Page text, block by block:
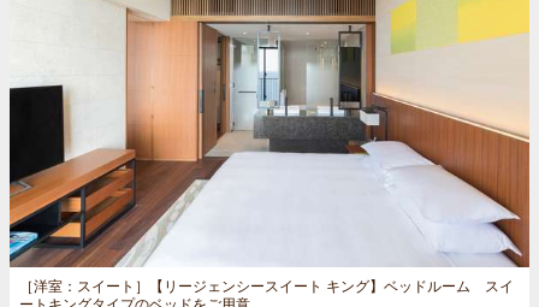
［洋室：スイート］
【リージェンシースイート キング】ベッドルーム スイ